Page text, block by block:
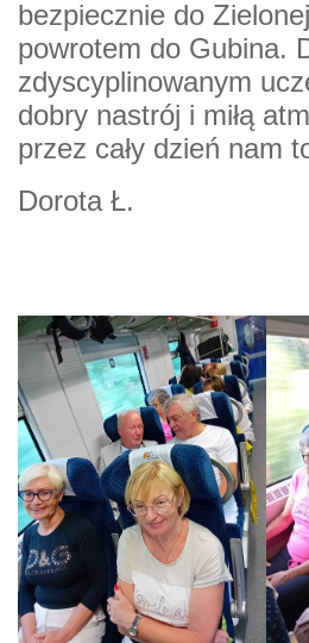
bezpiecznie do
powrotem do Gubina.
zdyscyplinowanym
dobry nastrój i miłą
przez cały dzień nam
Dorota Ł.